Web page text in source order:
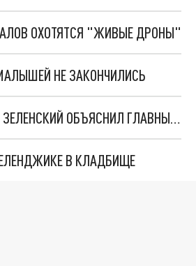
ОХОТЯТСЯ "ЖИВЫЕ ДРОНЫ"
НЕ ЗАКОНЧИЛИСЬ
"МЫ ВАС ЗАСТАВИМ": ЖУТКИЕ ДЕТАЛИ ОХОТЫ НА ГЕНЕРАЛА. ЗЕЛЕНСКИЙ ОБЪЯСНИЛ ГЛАВНЫЙ СМЫСЛ ТЕРАКТА В ЦЕНТРЕ МОСКВЫ
В КЛАДБИЩЕ